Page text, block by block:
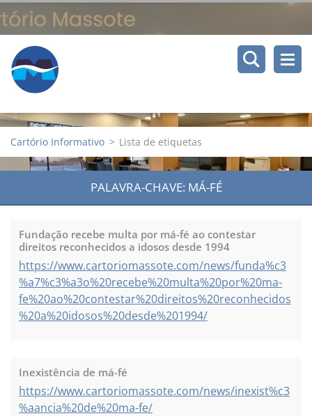
Cartório Informativo > Lista de etiquetas
PALAVRA-CHAVE: MÁ-FÉ
Fundação recebe multa por má-fé ao contestar
direitos reconhecidos a idosos desde 1994
https://www.cartoriomassote.com/news/funda%c3
%a7%c3%a3o%20recebe%20multa%20por%20ma-
fe%20ao%20contestar%20direitos%20reconhecidos
%20a%20idosos%20desde%201994/
Inexistência de má-fé
https://www.cartoriomassote.com/news/inexist%c3
%aancia%20de%20ma-fe/